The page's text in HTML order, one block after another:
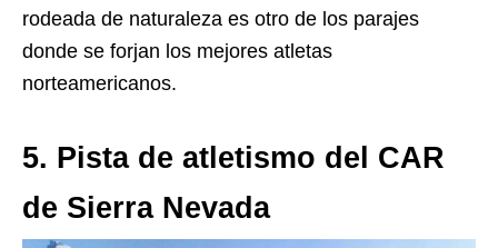
rodeada de naturaleza es otro de los parajes
donde se forjan los mejores atletas
norteamericanos.
5. Pista de atletismo del CAR
de Sierra Nevada